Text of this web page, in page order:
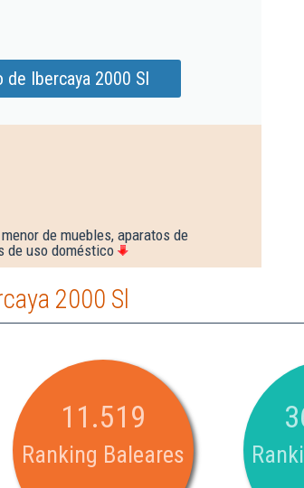
Ibercaya 2000 Sl
de muebles, aparatos de
de uso doméstico
2000 Sl
11.519
Ranking Baleares